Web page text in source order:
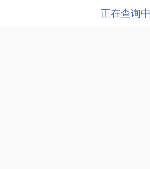
正在查询中